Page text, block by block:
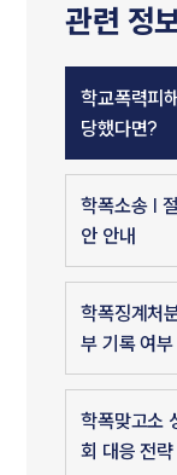
관련 정
학교폭력피
당했다면?
학폭소송 |
안 안내
학폭징계처
부 기록 여부
학폭맞고소
회 대응 전략